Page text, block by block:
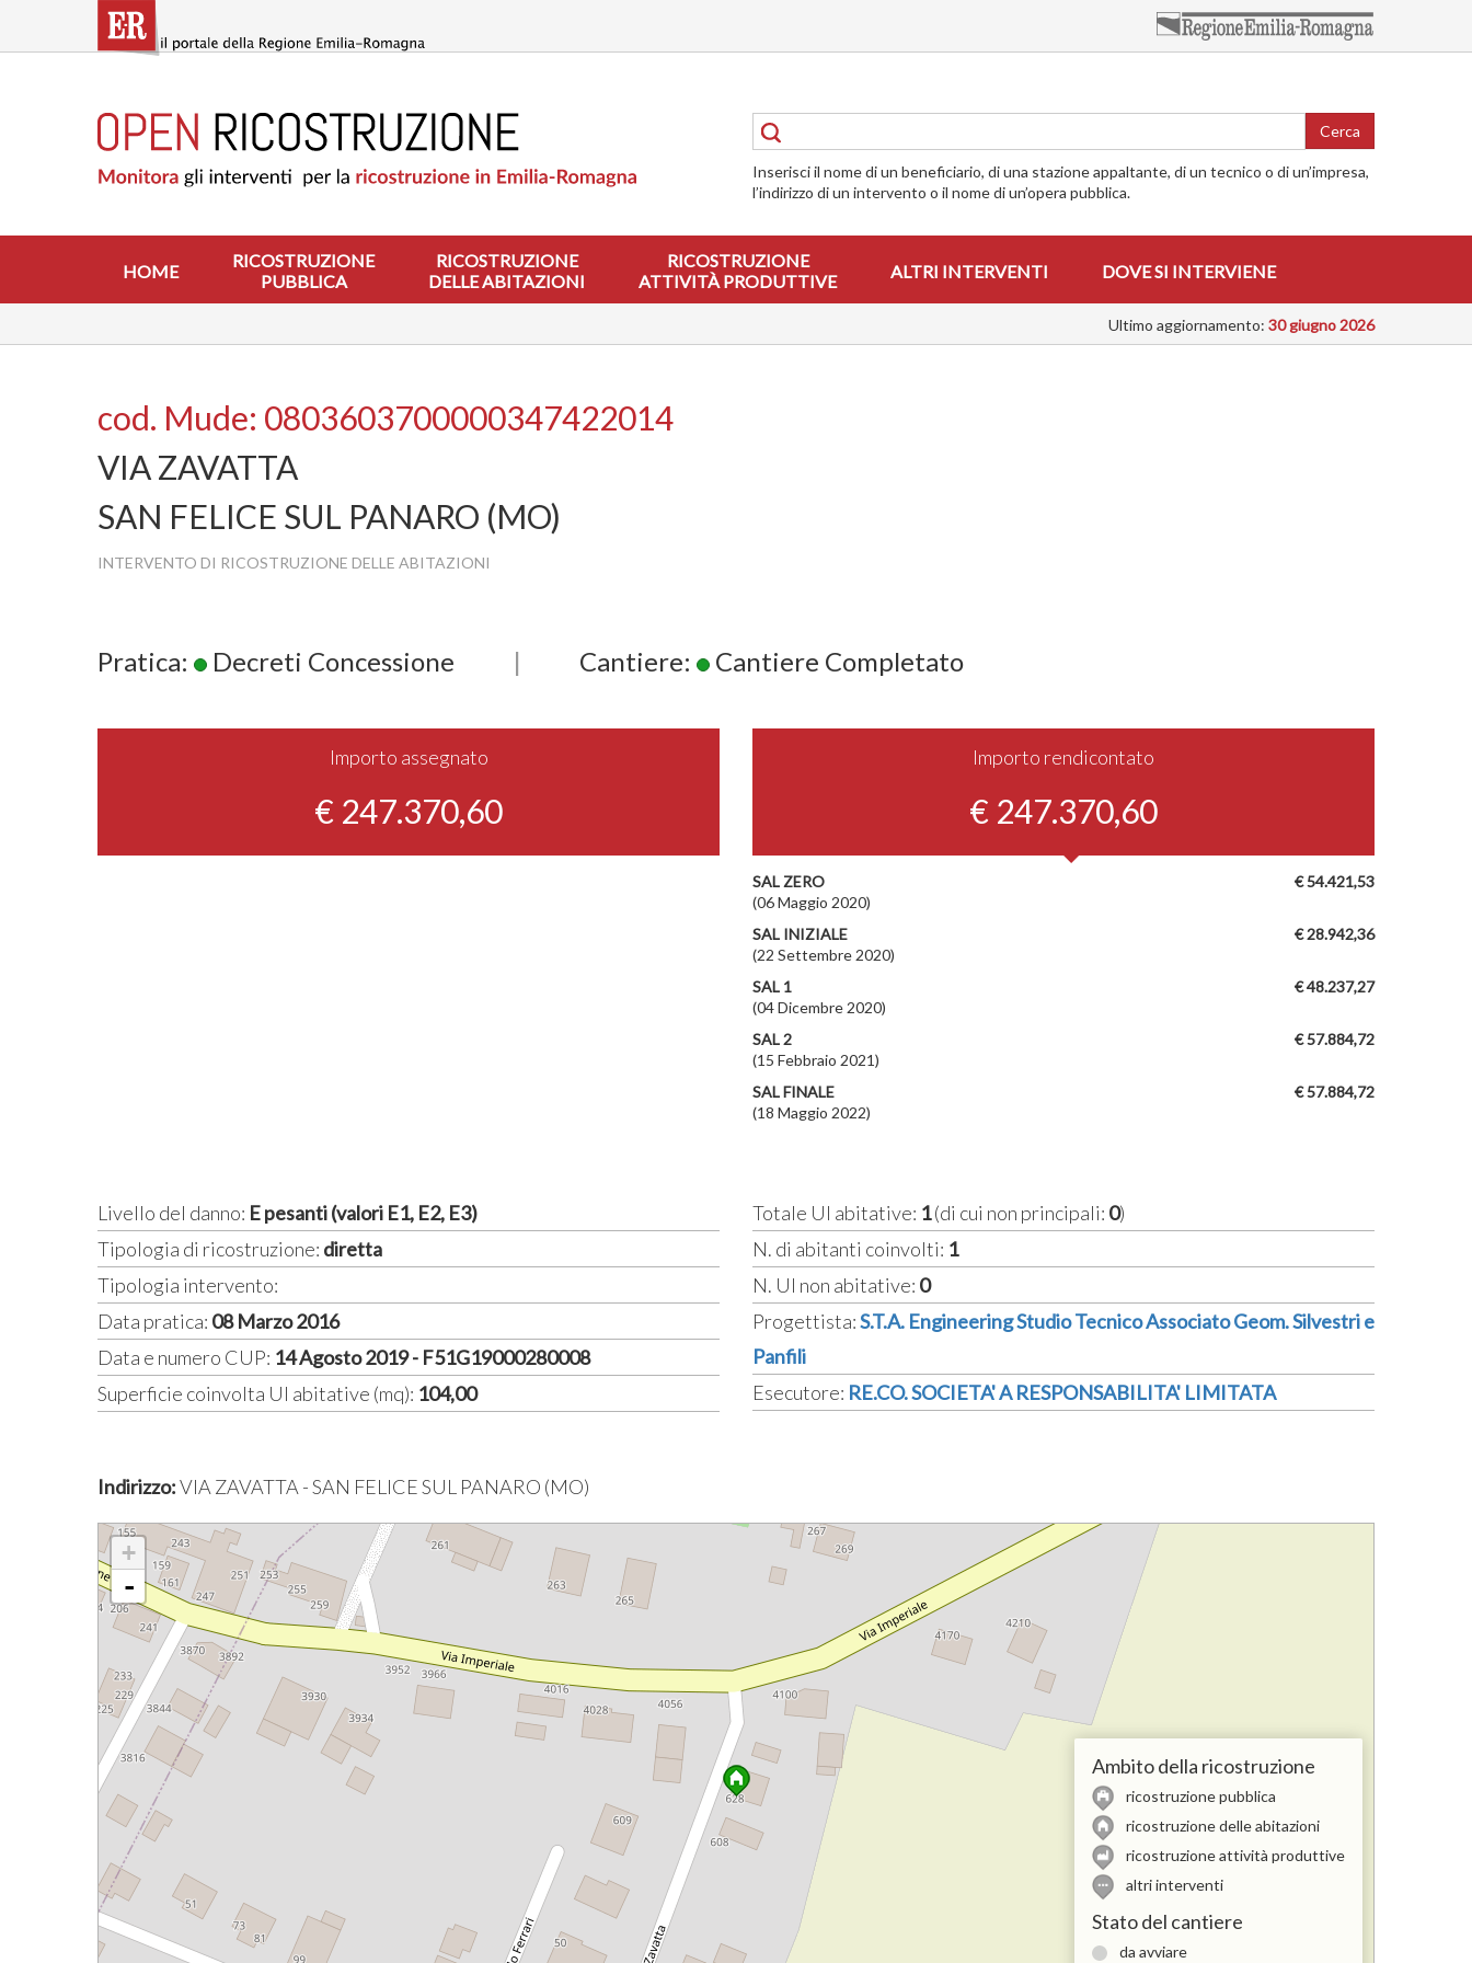
contenuto
RICOSTRUZIONE
PUBBLICA
ABITAZIONI
RICOSTRUZIONE
ATTIVITÀ
INTERVIENE
Cerca
Inserisci il nome di un beneficiario, di una stazione appaltante, di un tecnico o di un’impresa,
l’indirizzo di un intervento o il nome di un’opera pubblica.
HOME
RICOSTRUZIONE
PUBBLICA
RICOSTRUZIONE
DELLE ABITAZIONI
RICOSTRUZIONE
ATTIVITÀ PRODUTTIVE
ALTRI INTERVENTI DOVE SI INTERVIENE
Ultimo aggiornamento: 30 giugno 2026
cod. Mude: 0803603700000347422014
VIA ZAVATTA
SAN FELICE SUL PANARO (MO)
INTERVENTO DI RICOSTRUZIONE DELLE ABITAZIONI
Pratica: Decreti Concessione | Cantiere: Cantiere Completato
Importo assegnato
€ 247.370,60
Importo rendicontato
€ 247.370,60
€ 54.421,53
SAL ZERO
(06 Maggio 2020)
€ 28.942,36
SAL INIZIALE
(22 Settembre 2020)
€ 48.237,27
SAL 1
(04 Dicembre 2020)
€ 57.884,72
SAL 2
(15 Febbraio 2021)
€ 57.884,72
SAL FINALE
(18 Maggio 2022)
Livello del danno: E pesanti (valori E1, E2, E3)
Tipologia di ricostruzione: diretta
Tipologia intervento:
Data pratica: 08 Marzo 2016
Data e numero CUP: 14 Agosto 2019 - F51G19000280008
Superficie coinvolta UI abitative (mq): 104,00
Totale UI abitative: 1(di cui non principali: 0)
N. di abitanti coinvolti: 1
N. UI non abitative: 0
Progettista:S.T.A. Engineering Studio Tecnico Associato Geom. Silvestri e
Panfili
Esecutore: RE.CO. SOCIETA' A RESPONSABILITA' LIMITATA
Indirizzo:VIA ZAVATTA - SAN FELICE SUL PANARO (MO)
+
-
Ambito della ricostruzione
ricostruzione pubblica
ricostruzione delle abitazioni
ricostruzione attività produttive
altri interventi
Stato del cantiere
da avviare